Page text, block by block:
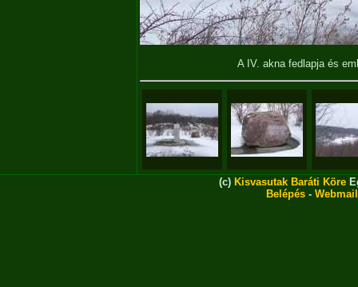
A IV. akna fedlapja és
(c) Kisvasutak Baráti Köre
Belépés - Webmail